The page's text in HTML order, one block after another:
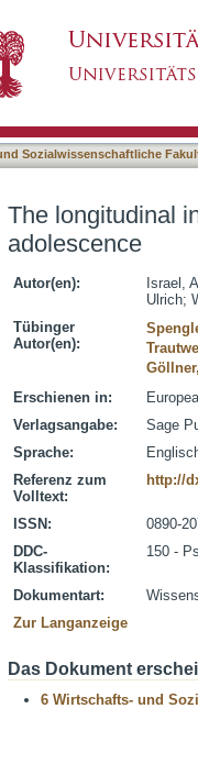
Sozialwissenschaftliche
The longitudinal
adolescence
Autor(en):
Israel,
Ulrich;
Tübinger
Autor(en):
Erschienen in:
Verlagsangabe:
Sage
Sprache:
Referenz zum
Volltext:
http://
ISSN:
0890-
DDC-
Klassifikation:
150 -
Dokumentart:
Zur Langanzeige
Das Dokument
6 Wirtschafts- und